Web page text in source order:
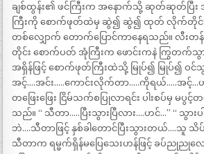
ချစ်ထွန်း၏ ဖင်ကြီးက အနောက်သို့ ဆုတ်ဆုတ်ပြီး အ
ကြီးကို စောက်ဖုတ်ထဲမှ ဆွဲ၍ ဆွဲ၍ ထုတ် လိုက်တိုင်း လီ
တစ်လျှောက် တောက်ပြောင်ကာနေရသည်။ လီး
တိုင်း စောက်ပတ် အုံကြီးက ဖောင်းကနဲ ကြွတက်သွာ
အရှိန်ဖြင့် စောက်ဖုတ်ကြီးထဲသို့ မြုပ်၍ မြုပ်၍ ဝင်
အင့်….အင်း…..ကောင်းလိုက်တာ…..ကိုရယ်…..အင့်…
တဖြေးဖြေး ငြိမ်သက်စပြုလာရင်း ပါးစပ်မှ မပွ
သည်။ “ သီတာ…..ပြီးသွားပြီလား….ဟင်…” “ သွာ
ဘဲ….သီတာဖြင့် နှစ်ခါတောင်ပြီးသွားတယ်….သူ သိ
သီတာက ရမ္မက်ရှိန်မပြေသေးဟန်ဖြင့် ခပ်ညုညုလ